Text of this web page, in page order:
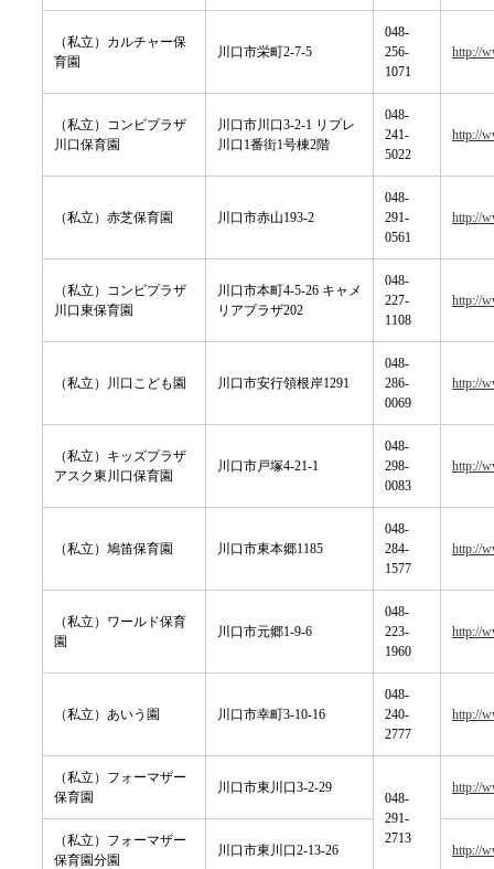
（私立）カルチャー保
育園
川口市栄町2-7-5
048-
256-
1071
http://
（私立）コンビプラザ
川口保育園
川口市川口3-2-1 リプレ
川口1番街1号棟2階
048-
241-
5022
http://
（私立）赤芝保育園 川口市赤山193-2
048-
291-
0561
http://
（私立）コンビプラザ
川口東保育園
川口市本町4-5-26 キャメ
リアプラザ202
048-
227-
1108
http://
（私立）川口こども園 川口市安行領根岸1291
048-
286-
0069
http://
（私立）キッズプラザ
アスク東川口保育園
川口市戸塚4-21-1
048-
298-
0083
http://
（私立）鳩笛保育園 川口市東本郷1185
048-
284-
1577
http://
（私立）ワールド保育
園
川口市元郷1-9-6
048-
223-
1960
http://
（私立）あいう園 川口市幸町3-10-16
048-
240-
2777
http://
（私立）フォーマザー
保育園
川口市東川口3-2-29
048-
291-
2713
http://
（私立）フォーマザー
保育園分園
川口市東川口2-13-26 http://